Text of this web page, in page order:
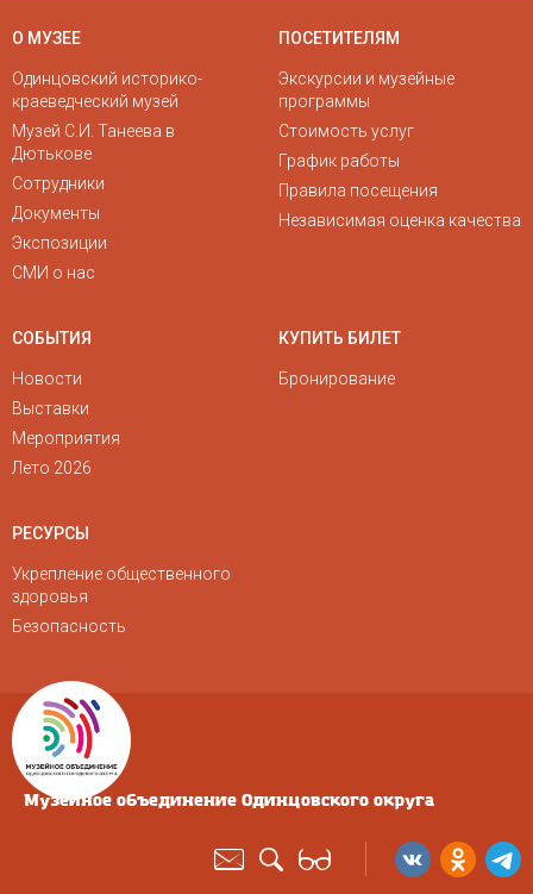
О МУЗЕЕ
Одинцовский историко-
краеведческий музей
Музей С.И. Танеева в
Дютькове
Сотрудники
Документы
Экспозиции
СМИ о нас
ПОСЕТИТЕЛЯМ
Экскурсии и музейные
программы
Стоимость услуг
График работы
Правила посещения
Независимая оценка качества
СОБЫТИЯ
Новости
Выставки
Мероприятия
Лето 2026
КУПИТЬ БИЛЕТ
Бронирование
РЕСУРСЫ
Укрепление общественного
здоровья
Безопасность
Музейное объединение Одинцовского округа